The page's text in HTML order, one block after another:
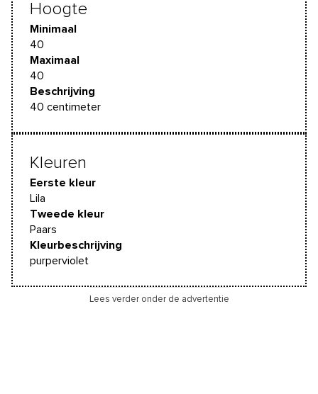
Hoogte
Minimaal
40
Maximaal
40
Beschrijving
40 centimeter
Kleuren
Eerste kleur
Lila
Tweede kleur
Paars
Kleurbeschrijving
purperviolet
Lees verder onder de advertentie